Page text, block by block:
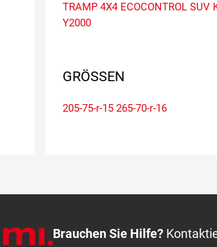
TRAMP 4X4 ECOCONTROL SUV
Y2000
GRÖSSEN
205-75-r-15 265-70-r-16
Brauchen Sie Hilfe?